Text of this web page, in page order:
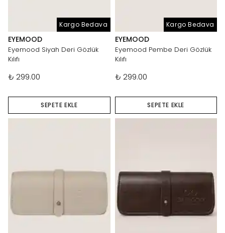
Kargo Bedava
EYEMOOD
Eyemood Siyah Deri Gözlük
Kılıfı
₺ 299.00
SEPETE EKLE
Kargo Bedava
EYEMOOD
Eyemood Pembe Deri Gözlük
Kılıfı
₺ 299.00
SEPETE EKLE